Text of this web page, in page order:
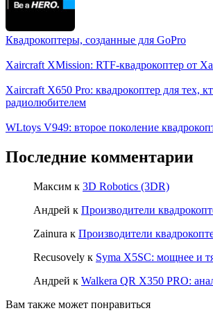
Квадрокоптеры, созданные для GoPro
Xaircraft XMission: RTF-квадрокоптер от
Xaircraft X650 Pro: квадрокоптер для тех,
радиолюбителем
WLtoys V949: второе поколение
Последние комментарии
Максим к 3D Robotics (3DR)
Андрей к Производители
Zainura к Производители
Recusovely к Syma X5SC: мощнее и
Андрей к Walkera QR X350 PRO:
Вам также может понравиться